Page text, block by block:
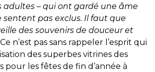
adultes – qui ont gardé une âme
sentent pas exclus. Il faut que
des souvenirs de douceur et
n’est pas sans rappeler l’esprit qui
des superbes vitrines des
pour les fêtes de fin d’année à